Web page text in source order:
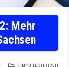
Mehr
ON BEVÖLKERUNG:
POSTED IN